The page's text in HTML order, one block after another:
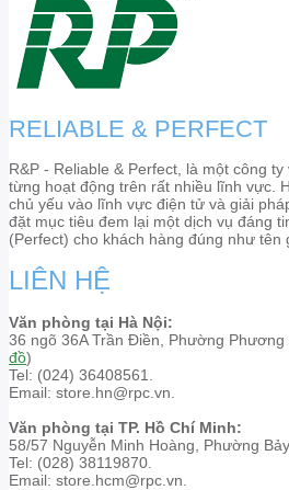
RELIABLE & PERFECT
R&P - Reliable & Perfect, là một công
từng hoạt động trên rất nhiều lĩnh vực.
chủ yếu vào lĩnh vực điện tử và giải
đặt mục tiêu đem lại một dịch vụ đáng
(Perfect) cho khách hàng đúng như tên
LIÊN HỆ
Văn phòng tại Hà Nội:
36 ngõ 36A Trần Điền, Phường Phương
đồ)
Tel: (024) 36408561.
Email: store.hn@rpc.vn.
Văn phòng tại TP. Hồ Chí Minh:
58/57 Nguyễn Minh Hoàng, Phường Bảy
Tel: (028) 38119870.
Email: store.hcm@rpc.vn.